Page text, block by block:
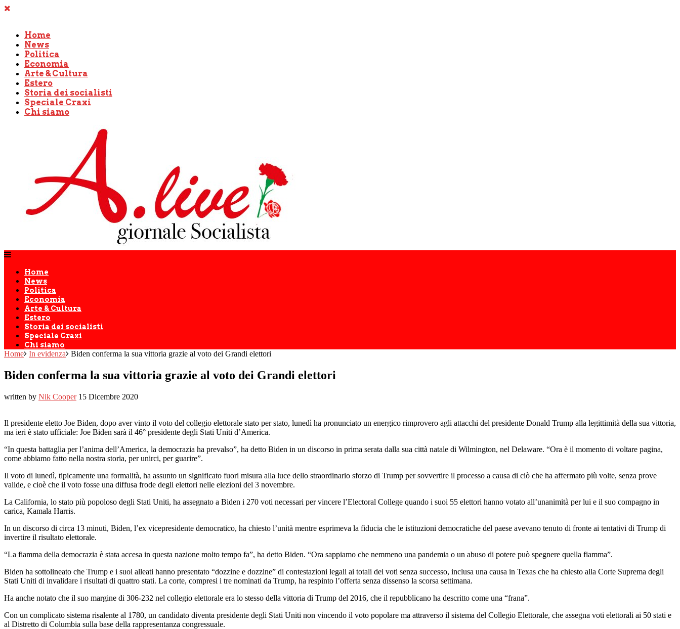
Home
News
Politica
Economia
Arte & Cultura
Estero
Storia dei socialisti
Speciale Craxi
Chi siamo
Home
News
Politica
Economia
Arte & Cultura
Estero
Storia dei socialisti
Speciale Craxi
Chi siamo
Home In evidenza Biden conferma la sua vittoria grazie al voto dei Grandi elettori
Biden conferma la sua vittoria grazie al voto dei Grandi elettori
written by Nik Cooper 15 Dicembre 2020
Il presidente eletto Joe Biden, dopo aver vinto il voto del collegio elettorale stato per stato, lunedì ha pronunciato un energico rimprovero agli attacchi del presidente Donald Trump alla legittimità della sua vittoria,
ma ieri è stato ufficiale: Joe Biden sarà il 46° presidente degli Stati Uniti d’America.
“In questa battaglia per l’anima dell’America, la democrazia ha prevalso”, ha detto Biden in un discorso in prima serata dalla sua città natale di Wilmington, nel Delaware. “Ora è il momento di voltare pagina,
come abbiamo fatto nella nostra storia, per unirci, per guarire”.
Il voto di lunedì, tipicamente una formalità, ha assunto un significato fuori misura alla luce dello straordinario sforzo di Trump per sovvertire il processo a causa di ciò che ha affermato più volte, senza prove
valide, e cioè che il voto fosse una diffusa frode degli elettori nelle elezioni del 3 novembre.
La California, lo stato più popoloso degli Stati Uniti, ha assegnato a Biden i 270 voti necessari per vincere l’Electoral College quando i suoi 55 elettori hanno votato all’unanimità per lui e il suo compagno in
carica, Kamala Harris.
In un discorso di circa 13 minuti, Biden, l’ex vicepresidente democratico, ha chiesto l’unità mentre esprimeva la fiducia che le istituzioni democratiche del paese avevano tenuto di fronte ai tentativi di Trump di
invertire il risultato elettorale.
“La fiamma della democrazia è stata accesa in questa nazione molto tempo fa”, ha detto Biden. “Ora sappiamo che nemmeno una pandemia o un abuso di potere può spegnere quella fiamma”.
Biden ha sottolineato che Trump e i suoi alleati hanno presentato “dozzine e dozzine” di contestazioni legali ai totali dei voti senza successo, inclusa una causa in Texas che ha chiesto alla Corte Suprema degli
Stati Uniti di invalidare i risultati di quattro stati. La corte, compresi i tre nominati da Trump, ha respinto l’offerta senza dissenso la scorsa settimana.
Ha anche notato che il suo margine di 306-232 nel collegio elettorale era lo stesso della vittoria di Trump del 2016, che il repubblicano ha descritto come una “frana”.
Con un complicato sistema risalente al 1780, un candidato diventa presidente degli Stati Uniti non vincendo il voto popolare ma attraverso il sistema del Collegio Elettorale, che assegna voti elettorali ai 50 stati e
al Distretto di Columbia sulla base della rappresentanza congressuale.